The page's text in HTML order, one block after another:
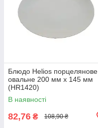
Блюдо Helios порцелянове
овальне 200 мм х 145 мм
(HR1420)
В наявності
82,76 ₴ 108,90 ₴